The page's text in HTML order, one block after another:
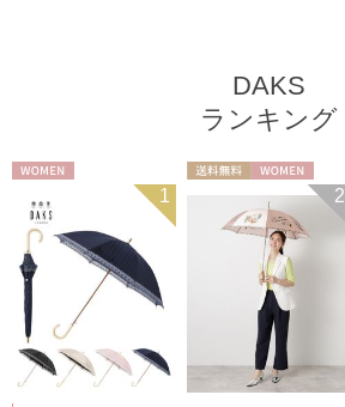
DAKS
ランキング
1 2